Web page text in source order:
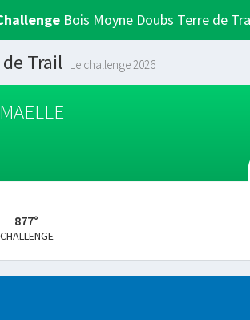
Bois Moyne Doubs Terre de
Trail Le challenge 2026
877°
CHALLENGE